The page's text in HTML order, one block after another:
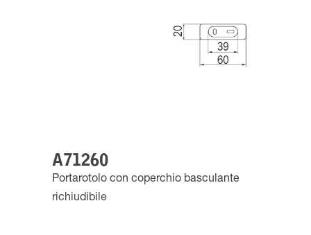
A71260
Portarotolo con coperchio basculante
richiudibile